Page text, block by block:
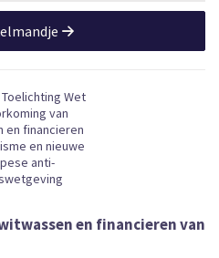
en financieren van